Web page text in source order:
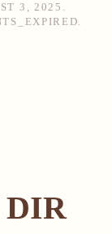
3, 2025 .
.